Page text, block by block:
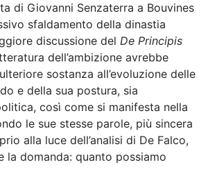
di Giovanni Senzaterra a Bouvines
sfaldamento della dinastia
discussione del De Principis
dell’ambizione avrebbe
sostanza all’evoluzione delle
e della sua postura, sia
così come si manifesta nella
le sue stesse parole, più sincera
alla luce dell’analisi di De Falco,
la domanda: quanto possiamo